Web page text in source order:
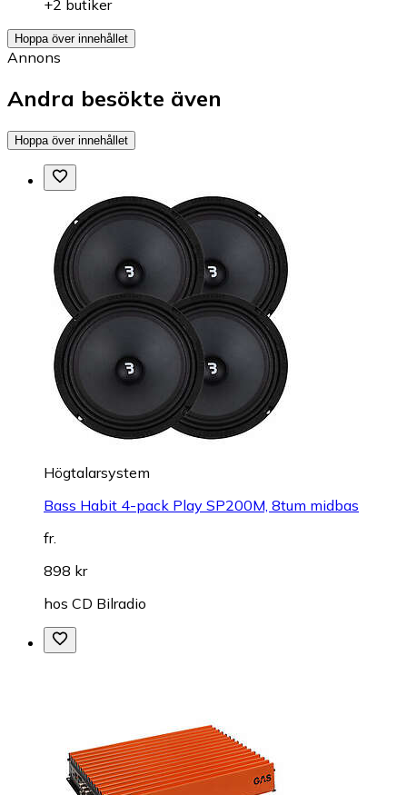
+2 butiker
Hoppa över innehållet
Annons
Andra besökte även
Hoppa över innehållet
Högtalarsystem
Bass Habit 4-pack Play SP200M, 8tum midbas
fr.
898 kr
hos CD Bilradio